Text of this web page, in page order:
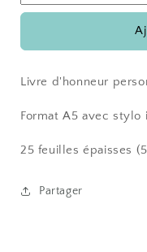
Livre d'honneur
Format A5 avec stylo
25 feuilles épaisses
Partager